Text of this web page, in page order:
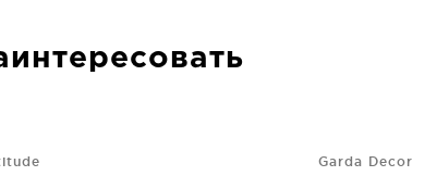
Garda Decor